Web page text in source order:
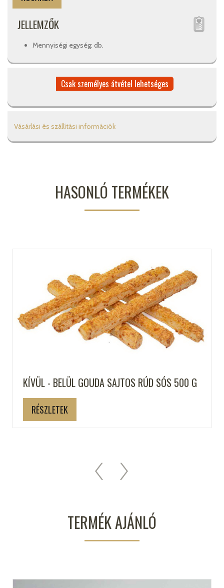
JELLEMZŐK
Mennyiségi egység: db.
Csak személyes átvétel lehetséges
Vásárlási és szállítási információk
HASONLÓ TERMÉKEK
KÍVÜL - BELÜL GOUDA SAJTOS RÚD SÓS 500 G
RÉSZLETEK
TERMÉK AJÁNLÓ